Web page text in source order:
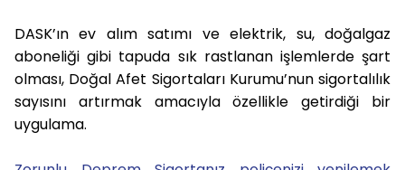
DASK’ın ev alım satımı ve elektrik, su, doğalgaz
aboneliği gibi tapuda sık rastlanan işlemlerde şart
olması, Doğal Afet Sigortaları Kurumu’nun sigortalılık
sayısını artırmak amacıyla özellikle getirdiği bir
uygulama.